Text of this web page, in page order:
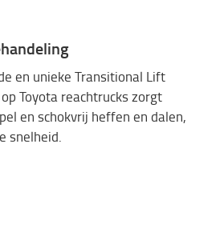
en unieke Transitional Lift
Toyota reachtrucks zorgt
en schokvrij heffen en dalen,
snelheid.